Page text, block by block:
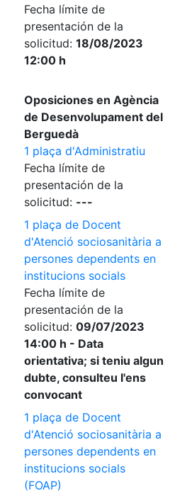
Fecha límite de
presentación de la
solicitud: 18/08/2023
12:00 h
Oposiciones en Agència
de Desenvolupament del
Berguedà
1 plaça d'Administratiu
Fecha límite de
presentación de la
solicitud: ---
1 plaça de Docent
d'Atenció sociosanitària a
persones dependents en
institucions socials
Fecha límite de
presentación de la
solicitud: 09/07/2023
14:00 h - Data
orientativa; si teniu algun
dubte, consulteu l'ens
convocant
1 plaça de Docent
d'Atenció sociosanitària a
persones dependents en
institucions socials
(FOAP)